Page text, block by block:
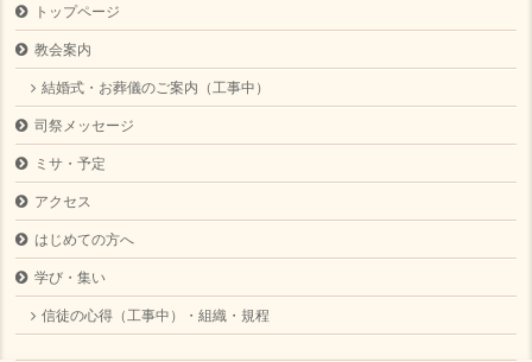
トップページ
教会案内
結婚式・お葬儀のご案内（工事中）
司祭メッセージ
ミサ・予定
アクセス
はじめての方へ
学び・集い
信徒の心得（工事中）・組織・規程